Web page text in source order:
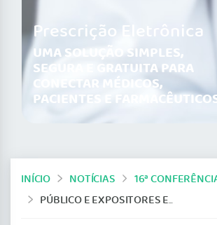
Prescrição Eletrônica
UMA SOLUÇÃO SIMPLES,
SEGURA E GRATUITA PARA
CONECTAR MÉDICOS,
PACIENTES E
INÍCIO NOTÍCIAS
16ª CONFERÊNCIA
PÚBLICO E EXPOSITORES ELOGIAM NÍVEL QUALIFICADO DE DEBATES SOBRE BIOÉTICA MUNDIAL EM BRASÍLIA